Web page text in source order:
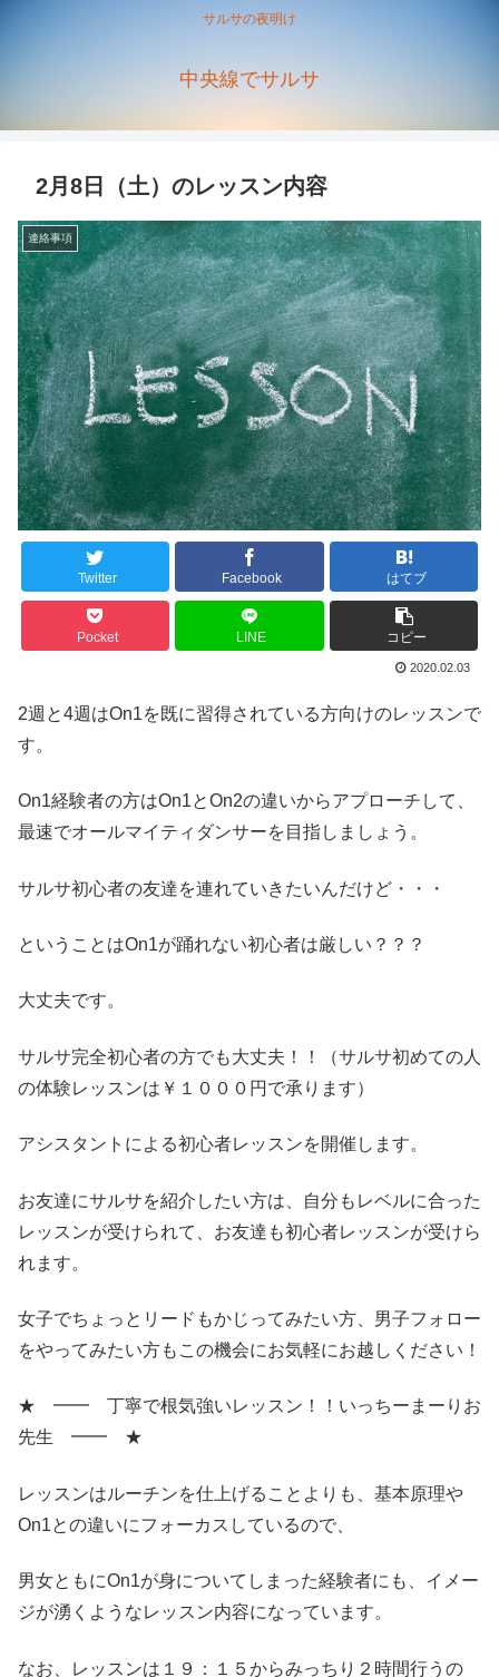
サルサの夜明け
中央線でサルサ
2月8日（土）のレッスン内容
連絡事項
Twitter Facebook はてブ
Pocket LINE コピー
2020.02.03
2週と4週はOn1を既に習得されている方向けのレッスンで
す。
On1経験者の方はOn1とOn2の違いからアプローチして、
最速でオールマイティダンサーを目指しましょう。
サルサ初心者の友達を連れていきたいんだけど・・・
ということはOn1が踊れない初心者は厳しい？？？
大丈夫です。
サルサ完全初心者の方でも大丈夫！！（サルサ初めての人
の体験レッスンは￥１０００円で承ります）
アシスタントによる初心者レッスンを開催します。
お友達にサルサを紹介したい方は、自分もレベルに合った
レッスンが受けられて、お友達も初心者レッスンが受けら
れます。
女子でちょっとリードもかじってみたい方、男子フォロー
をやってみたい方もこの機会にお気軽にお越しください！
★ ━━ 丁寧で根気強いレッスン！！いっちーまーりお
先生 ━━ ★
レッスンはルーチンを仕上げることよりも、基本原理や
On1との違いにフォーカスしているので、
男女ともにOn1が身についてしまった経験者にも、イメー
ジが湧くようなレッスン内容になっています。
なお、レッスンは１９：１５からみっちり２時間行うの